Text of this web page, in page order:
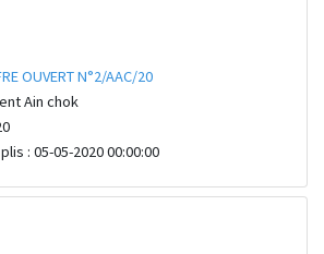
OUVERT N°2/AAC/20
Ain chok
: 05-05-2020 00:00:00